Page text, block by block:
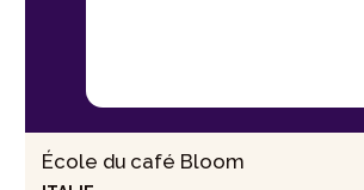
École du café Bloom